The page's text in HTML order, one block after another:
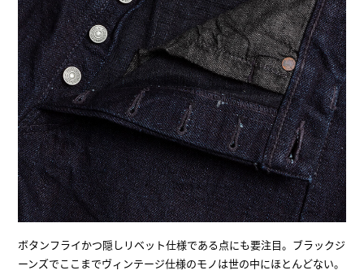
ボタンフライかつ隠しリベット仕様である点にも要注目。ブラックジ
ーンズでここまでヴィンテージ仕様のモノは世の中にほとんどない。